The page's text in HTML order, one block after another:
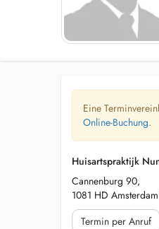
Eine
Online-Buchung.
Huisartspraktijk
Cannenburg 90,
1081 HD
Termin per Anruf